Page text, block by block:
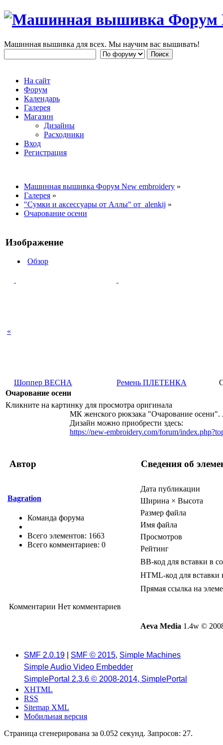
Машинная вышивка для всех. Мы научим вас вышивать!
На сайт
Форум
Календарь
Галерея
Магазин
Дизайны
Расходники
Вход
Регистрация
Машинная вышивка Форум New embroidery »
Галерея »
"Сумки и аксессуары от Аллы" от alenkij »
Очарование осени
Изображение
Обзор
«
Шоппер ВЕСНА Ремень ПЛЕТЕНКА
Очарование осени
Кликните на картинку для просмотра оригинала
МК женского рюкзака "Очарование осени".
Дизайн можно приобрести здесь:
https://new-embroidery.com/forum/
Автор Сведения об
Bagration
Команда форума
Всего элементов: 1663
Всего комментариев: 0
Дата публикации
Ширина × Высота
Размер файла
Имя файла
Просмотров
Рейтинг
BB-код для вставки в
HTML-код для вставки
Прямая ссылка на
Комментарии Нет комментариев
Aeva Media 1.4w ©
SMF 2.0.19 SMF © 2015, Simple Machines
Simple Audio Video Embedder
SimplePortal 2.3.6 © 2008-2014, SimplePortal
XHTML
RSS
Sitemap XML
Мобильная версия
Страница сгенерирована за 0.052 секунд. Запросов: 27.